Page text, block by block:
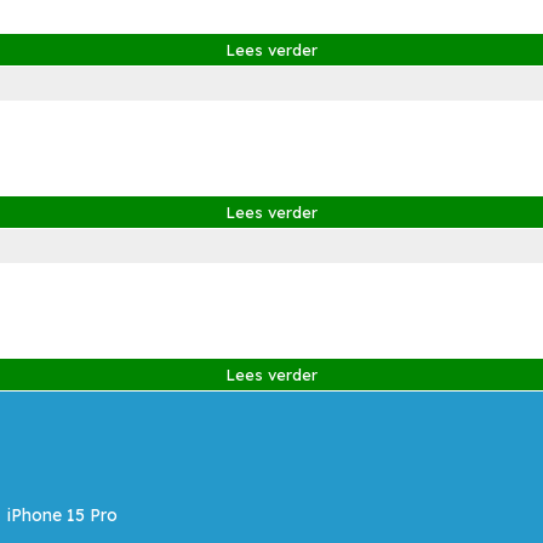
Lees verder
Lees verder
Lees verder
iPhone 15 Pro